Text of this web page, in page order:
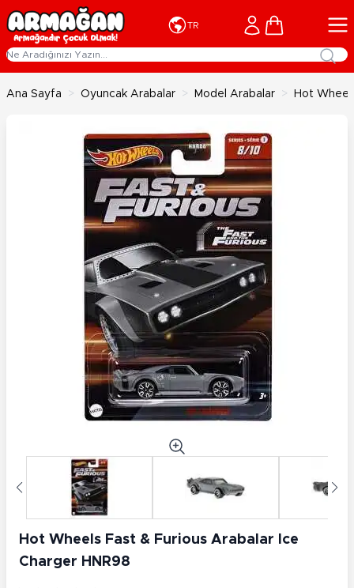
İçeriğe geç
TR Cart
Ana Sayfa > Oyuncak Arabalar > Model Arabalar > Hot
Hot Wheels Fast & Furious Arabalar Ice
Charger HNR98